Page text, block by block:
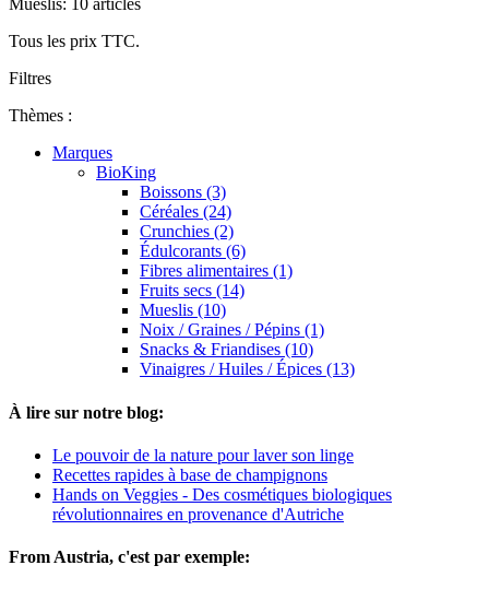
Mueslis: 10 articles
Tous les prix TTC.
Filtres
Thèmes :
Marques
BioKing
Boissons (3)
Céréales (24)
Crunchies (2)
Édulcorants (6)
Fibres alimentaires (1)
Fruits secs (14)
Mueslis (10)
Noix / Graines / Pépins (1)
Snacks & Friandises (10)
Vinaigres / Huiles / Épices (13)
À lire sur notre blog:
Le pouvoir de la nature pour laver son linge
Recettes rapides à base de champignons
Hands on Veggies - Des cosmétiques biologiques
révolutionnaires en provenance d'Autriche
From Austria, c'est par exemple: